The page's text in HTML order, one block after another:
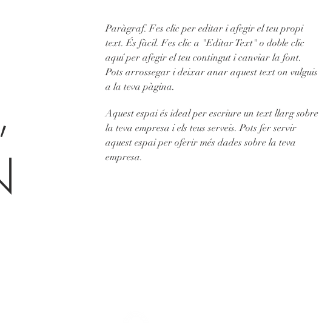
Paràgraf. Fes clic per editar i afegir el teu propi
text. És fàcil. Fes clic a "Editar Text" o doble clic
aquí per afegir el teu contingut i canviar la font.
Pots arrossegar i deixar anar aquest text on vulguis
a la teva pàgina.
Aquest espai és ideal per escriure un text llarg sobre
la teva empresa i els teus serveis. Pots fer servir
aquest espai per oferir més dades sobre la teva
empresa.